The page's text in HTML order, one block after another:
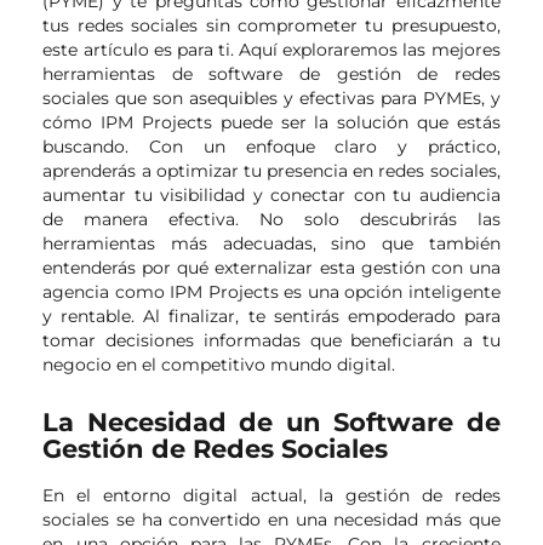
tus redes sociales sin comprometer tu presupuesto,
este artículo es para ti. Aquí exploraremos las mejores
herramientas de software de gestión de redes
sociales que son asequibles y efectivas para PYMEs, y
cómo IPM Projects puede ser la solución que estás
buscando. Con un enfoque claro y práctico,
aprenderás a optimizar tu presencia en redes sociales,
aumentar tu visibilidad y conectar con tu audiencia
de manera efectiva. No solo descubrirás las
herramientas más adecuadas, sino que también
entenderás por qué externalizar esta gestión con una
agencia como IPM Projects es una opción inteligente
y rentable. Al finalizar, te sentirás empoderado para
tomar decisiones informadas que beneficiarán a tu
negocio en el competitivo mundo digital.
La Necesidad de un Software de
Gestión de Redes Sociales
En el entorno digital actual, la gestión de redes
sociales se ha convertido en una necesidad más que